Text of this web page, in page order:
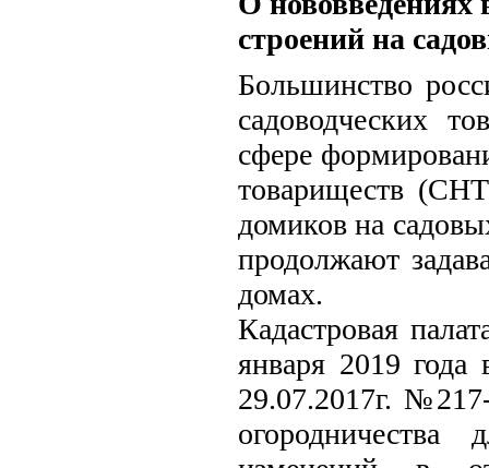
строений на
Большинство
садоводческих
сфере
товариществ
домиков на
продолжают
домах.
Кадастровая
января 2019 года
29.07.2017г.